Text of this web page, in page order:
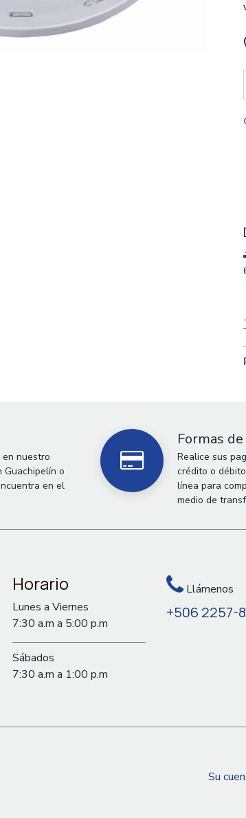
en nuestro
Guachipelín o
en el
Formas
Realice sus
crédito o
línea para
medio de
Horario
Lunes a Viernes
7:30 a.m a 5:00 p.m
Sábados
7:30 a.m a 1:00 p.m
Llámenos
+506 2257-
Su